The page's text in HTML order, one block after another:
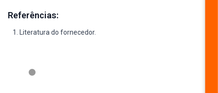
Referências:
Literatura do fornecedor.